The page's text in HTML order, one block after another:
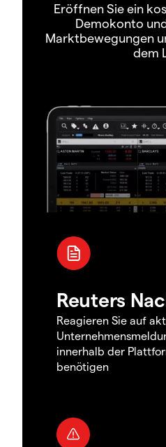
Eröffnen Sie ein
Demokonto
Marktbewegungen
dem
Reuters
Reagieren Sie auf
innerhalb der
benötigen